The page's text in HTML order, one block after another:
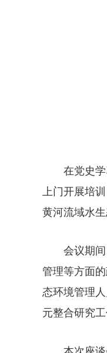
在党史
上门开展培
黄河流域水生
会议期
管理等方面
态环境管理
元整合研究